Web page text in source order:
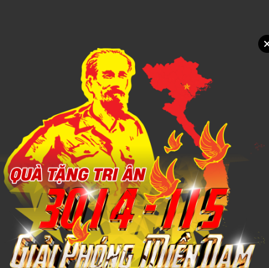
Xem chi tiết
Gấu bông cosplay dẽ thương
1,000đ